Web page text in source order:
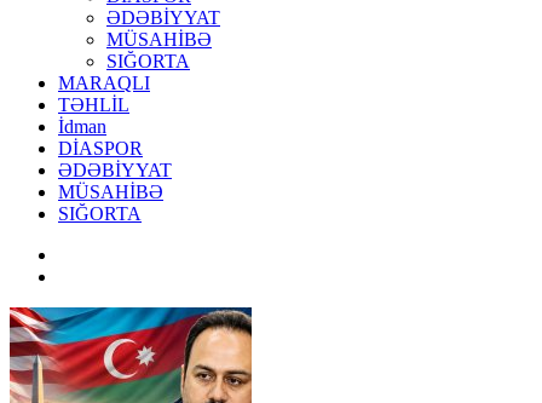
ƏDƏBİYYAT
MÜSAHİBƏ
SIĞORTA
MARAQLI
TƏHLİL
İdman
DİASPOR
ƏDƏBİYYAT
MÜSAHİBƏ
SIĞORTA